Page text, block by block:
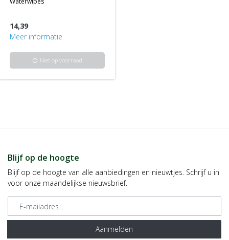
14,39
Meer informatie
info Niet op voorraad
Blijf op de hoogte
Blijf op de hoogte van alle aanbiedingen en nieuwtjes. Schrijf u in
voor onze maandelijkse nieuwsbrief.
E-mailadres
Aanmelden